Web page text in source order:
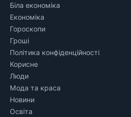
Біла економіка
Економіка
Гороскопи
Гроші
Політика конфіденційності
Корисне
Люди
Мода та краса
Новини
Освіта